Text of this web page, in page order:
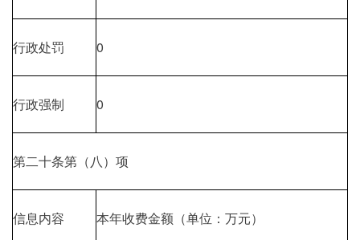
行政处罚 0
行政强制 0
第二十条第（八）项
信息内容 本年收费金额（单位：万元）